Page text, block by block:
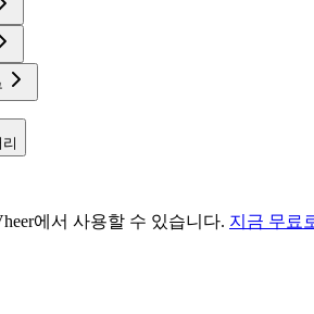
에서 사용할 수 있습니다. 지금 무료